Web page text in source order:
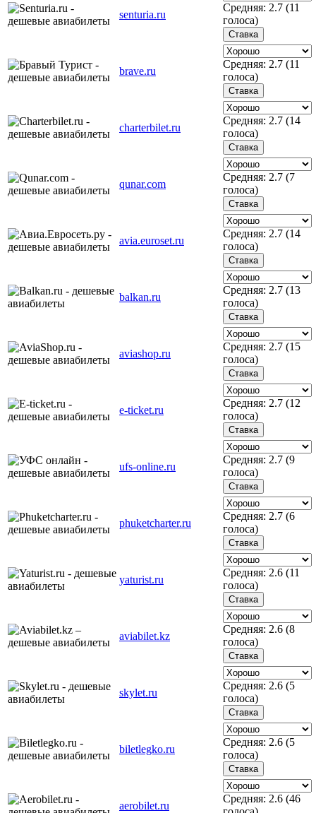
senturia.ru
Средняя: 2.7 (11
голоса)
brave.ru
Средняя: 2.7 (11
голоса)
charterbilet.ru
Средняя: 2.7 (14
голоса)
qunar.com
Средняя: 2.7 (7
голоса)
avia.euroset.ru
Средняя: 2.7 (14
голоса)
balkan.ru
Средняя: 2.7 (13
голоса)
aviashop.ru
Средняя: 2.7 (15
голоса)
e-ticket.ru
Средняя: 2.7 (12
голоса)
ufs-online.ru
Средняя: 2.7 (9
голоса)
phuketcharter.ru
Средняя: 2.7 (6
голоса)
yaturist.ru
Средняя: 2.6 (11
голоса)
aviabilet.kz
Средняя: 2.6 (8
голоса)
skylet.ru
Средняя: 2.6 (5
голоса)
biletlegko.ru
Средняя: 2.6 (5
голоса)
aerobilet.ru
Средняя: 2.6 (46